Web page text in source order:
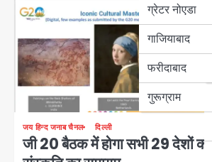
ग्रेटर नोएडा
गाजियाबाद
फरीदाबाद
गुरूग्राम
जय हिन्द जनाब चैनल दिल्ली
जी 20 बैठक में होगा सभी 29 देशों की